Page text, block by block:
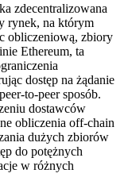
zdecentralizowana
rynek, na którym
obliczeniową, zbiory
Ethereum, ta
dostęp na żądanie
to-peer sposób.
dostawców
obliczenia off-chain
dużych zbiorów
do potężnych
w różnych